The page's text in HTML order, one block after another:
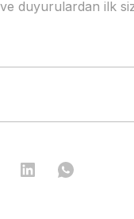
duyurulardan ilk